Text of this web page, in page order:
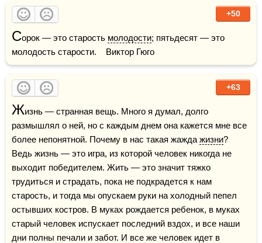
+50
Сорок — это старость молодости; пятьдесят — это
молодость старости.    Виктор Гюго
+63
Жизнь — странная вещь. Много я думал, долго
размышлял о ней, но с каждым днем она кажется мне все
более непонятной. Почему в нас такая жажда жизни?
Ведь жизнь — это игра, из которой человек никогда не
выходит победителем. Жить — это значит тяжко
трудиться и страдать, пока не подкрадется к нам
старость, и тогда мы опускаем руки на холодный пепел
остывших костров. В муках рождается ребенок, в муках
старый человек испускает последний вздох, и все наши
дни полны печали и забот. И все же человек идет в